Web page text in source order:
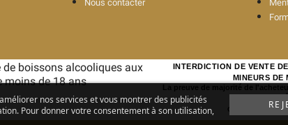
nos services et vous montrer des publicités
Pour donner votre consentement à son utilisation,
Nous contacter
INTERDICTION DE VENTE
MINEURS DE
La preuve de majorité de
CODE DE LA